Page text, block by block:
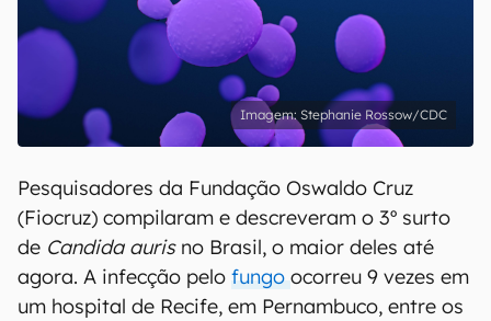
Stephanie Rossow/CDC
Pesquisadores da Fundação Oswaldo Cruz
(Fiocruz) compilaram e descreveram o 3º surto
de Candida aurisno Brasil, o maior deles até
agora. A infecção pelo fungo ocorreu 9 vezes em
um hospital de Recife, em Pernambuco, entre os